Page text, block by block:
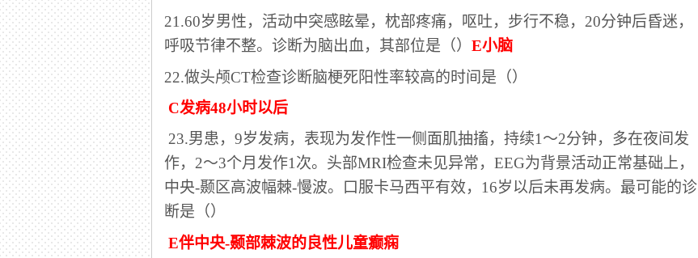
21.60岁男性，活动中突感眩晕，枕部疼痛，呕吐，步行不稳，20分钟后昏迷，
呼吸节律不整。诊断为脑出血，其部位是（） E小脑
22.做头颅CT检查诊断脑梗死阳性率较高的时间是（）
C发病48小时以后
23.男患，9岁发病，表现为发作性一侧面肌抽搐，持续1～2分钟，多在夜间发
作，2～3个月发作1次。头部MRI检查未见异常，EEG为背景活动正常基础上，
中央-颞区高波幅棘-慢波。口服卡马西平有效，16岁以后未再发病。最可能的诊
断是（）
E伴中央-颞部棘波的良性儿童癫痫